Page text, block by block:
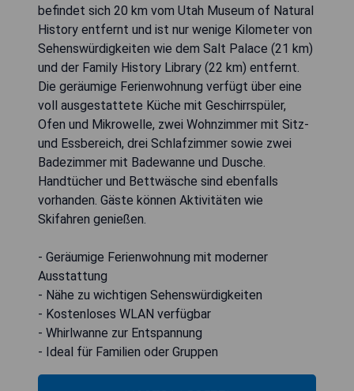
befindet sich 20 km vom Utah Museum of Natural
History entfernt und ist nur wenige Kilometer von
Sehenswürdigkeiten wie dem Salt Palace (21 km)
und der Family History Library (22 km) entfernt.
Die geräumige Ferienwohnung verfügt über eine
voll ausgestattete Küche mit Geschirrspüler,
Ofen und Mikrowelle, zwei Wohnzimmer mit Sitz-
und Essbereich, drei Schlafzimmer sowie zwei
Badezimmer mit Badewanne und Dusche.
Handtücher und Bettwäsche sind ebenfalls
vorhanden. Gäste können Aktivitäten wie
Skifahren genießen.
- Geräumige Ferienwohnung mit moderner
Ausstattung
- Nähe zu wichtigen Sehenswürdigkeiten
- Kostenloses WLAN verfügbar
- Whirlwanne zur Entspannung
- Ideal für Familien oder Gruppen